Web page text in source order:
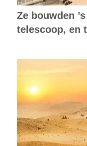
Ze bouwden
telescoop, en